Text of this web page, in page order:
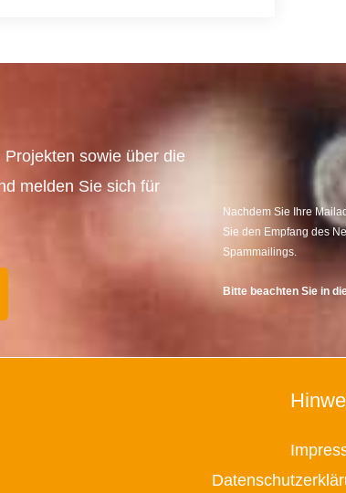
sowie über die
melden Sie sich für
Nachdem Sie Ihre
Sie den Empfang des
Spammailings.
Bitte beachten Sie in